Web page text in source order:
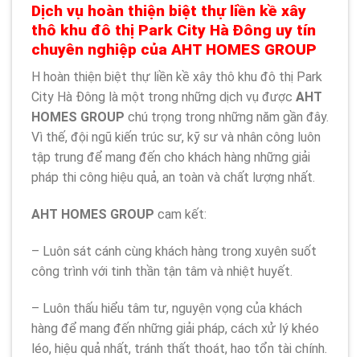
Dịch vụ hoàn thiện biệt thự liền kề xây
thô khu đô thị Park City Hà Đông uy tín
chuyên nghiệp của AHT HOMES GROUP
H hoàn thiện biệt thự liền kề xây thô khu đô thị Park
City Hà Đông là một trong những dịch vụ được AHT
HOMES GROUP chú trọng trong những năm gần đây.
Vì thế, đội ngũ kiến trúc sư, kỹ sư và nhân công luôn
tập trung để mang đến cho khách hàng những giải
pháp thi công hiệu quả, an toàn và chất lượng nhất.
AHT HOMES GROUP cam kết:
– Luôn sát cánh cùng khách hàng trong xuyên suốt
công trình với tinh thần tận tâm và nhiệt huyết.
– Luôn thấu hiểu tâm tư, nguyện vọng của khách
hàng để mang đến những giải pháp, cách xử lý khéo
léo, hiệu quả nhất, tránh thất thoát, hao tổn tài chính.